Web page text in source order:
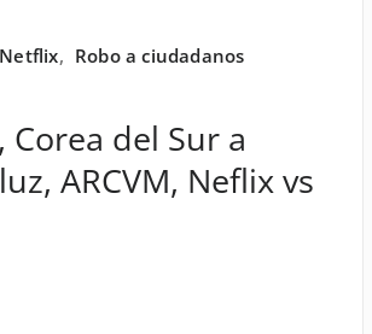
Netflix, Robo a ciudadanos
del Sur a
ARCVM, Neflix vs